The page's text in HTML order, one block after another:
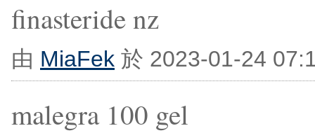
finasteride nz
由 MiaFek 於 2023-01-24
malegra 100 gel